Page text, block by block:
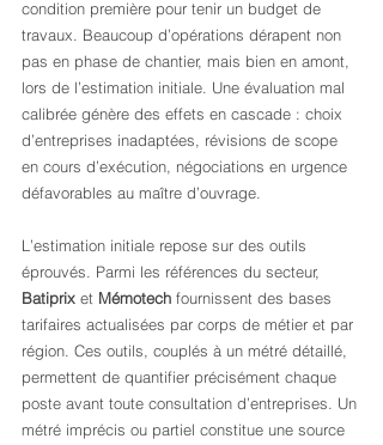
condition première pour tenir un budget de
travaux. Beaucoup d’opérations dérapent non
pas en phase de chantier, mais bien en amont,
lors de l’estimation initiale. Une évaluation mal
calibrée génère des effets en cascade : choix
d’entreprises inadaptées, révisions de scope
en cours d’exécution, négociations en urgence
défavorables au maître d’ouvrage.
L’estimation initiale repose sur des outils
éprouvés. Parmi les références du secteur,
Batiprix et Mémotech fournissent des bases
tarifaires actualisées par corps de métier et par
région. Ces outils, couplés à un métré détaillé,
permettent de quantifier précisément chaque
poste avant toute consultation d’entreprises. Un
métré imprécis ou partiel constitue une source